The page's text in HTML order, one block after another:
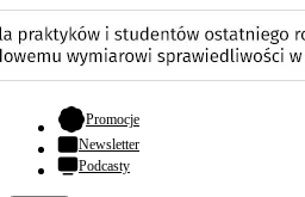
Promocje- otwiera się w nowej karcie
Newsletter
Podcasty